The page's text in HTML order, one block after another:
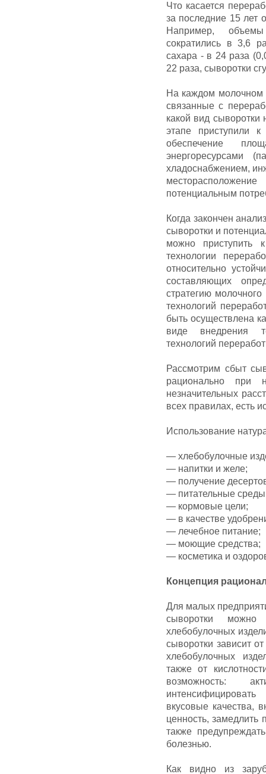
Что касается
за последние 15 лет
Например, объемы
сократились в 3,6
сахара - в 24 раза
22 раза, сыворотки
На каждом молочном
связанные с
какой вид
этапе приступили к
обеспечение
энергоресурсами
хладоснабжением,
потенциальным
Когда закончен
сыворотки и
можно приступить
технологии
относительно
составляющих
стратегию
технологий
быть осуществлена
виде внедрения
технологий
Рассмотрим сбыт
рационально
незначительных
всех правилах, есть
Использование
— хлебобулочные
— напитки и желе;
— получение
— питательные среды
— кормовые цели;
— в качестве
— лечебное питание;
— моющие средства;
— косметика и
Концепция
Для малых
сыворотки можно
хлебобулочных
сыворотки зависит
хлебобулочных
также от
возможность:
вкусовые качества,
ценность, замедлить
также
болезнью.
Как видно из